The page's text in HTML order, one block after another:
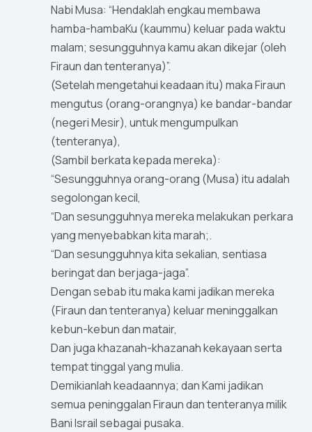
Nabi Musa: “Hendaklah engkau membawa
hamba-hambaKu (kaummu) keluar pada waktu
malam; sesungguhnya kamu akan dikejar (oleh
Firaun dan tenteranya)”.
(Setelah mengetahui keadaan itu) maka Firaun
mengutus (orang-orangnya) ke bandar-bandar
(negeri Mesir), untuk mengumpulkan
(tenteranya),
(Sambil berkata kepada mereka):
“Sesungguhnya orang-orang (Musa) itu adalah
segolongan kecil,
“Dan sesungguhnya mereka melakukan perkara
yang menyebabkan kita marah;.
“Dan sesungguhnya kita sekalian, sentiasa
beringat dan berjaga-jaga”.
Dengan sebab itu maka kami jadikan mereka
(Firaun dan tenteranya) keluar meninggalkan
kebun-kebun dan matair,
Dan juga khazanah-khazanah kekayaan serta
tempat tinggal yang mulia.
Demikianlah keadaannya; dan Kami jadikan
semua peninggalan Firaun dan tenteranya milik
Bani Israil sebagai pusaka.